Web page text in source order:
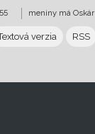
meniny máOskár
verzia RSS